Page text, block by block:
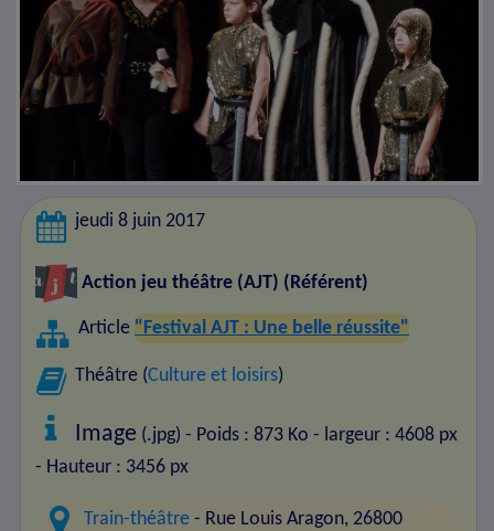
jeudi 8 juin 2017
Action jeu théâtre (AJT) (Référent)
Article "Festival AJT : Une belle réussite"
Théâtre (Culture et loisirs)
Image (.jpg) - Poids : 873 Ko - largeur : 4608 px
- Hauteur : 3456 px
Train-théâtre - Rue Louis Aragon, 26800